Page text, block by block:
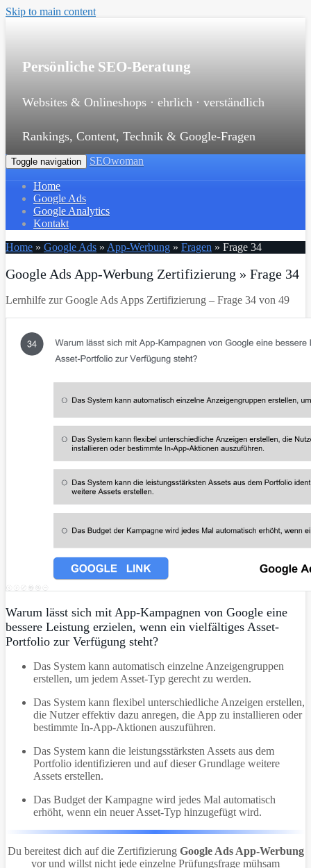
Skip to main content
Persönliche SEO-Beratung
Websites & Onlineshops · ehrlich · verständlich
Rankings, Content, Technik & Google-Fragen
Toggle navigation SEOwoman
Home
Google Ads
Google Analytics
Kontakt
Home » Google Ads » App-Werbung » Fragen » Frage 34
Google Ads App-Werbung Zertifizierung » Frage 34
Lernhilfe zur Google Ads Apps Zertifizierung – Frage 34 von 49
Warum lässt sich mit App-Kampagnen von Google eine
bessere Leistung erzielen, wenn ein vielfältiges Asset-
Portfolio zur Verfügung steht?
Das System kann automatisch einzelne Anzeigengruppen
erstellen, um jedem Asset-Typ gerecht zu werden.
Das System kann flexibel unterschiedliche Anzeigen erstellen,
die Nutzer effektiv dazu anregen, die App zu installieren oder
bestimmte In-App-Aktionen auszuführen.
Das System kann die leistungsstärksten Assets aus dem
Portfolio identifizieren und auf dieser Grundlage weitere
Assets erstellen.
Das Budget der Kampagne wird jedes Mal automatisch
erhöht, wenn ein neuer Asset-Typ hinzugefügt wird.
Du bereitest dich auf die Zertifizierung Google Ads App-Werbung
vor und willst nicht jede einzelne Prüfungsfrage mühsam